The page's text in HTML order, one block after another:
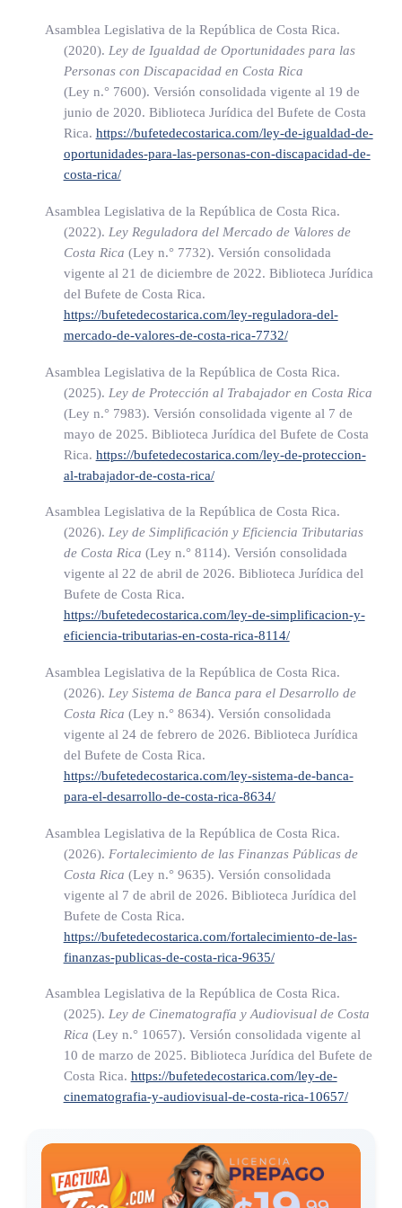
reaseguros, un establecimiento permanente en Costa Rica si
recauda primas en el territorio costarricense o si asegura
contra riesgos situados en él por medio de una persona
distinta de un agente que goce de un estatuto independiente al
que se le aplique el siguiente inciso.
iv. No se considera que una empresa tiene un establecimiento
allí sus actividades por medio de un corredor, un comisionista
general o cualquier otro agente independiente, siempre que
dichas personas actúen dentro del marco ordinario de su
actividad. No obstante, cuando las actividades de tales
agentes se realicen exclusivamente, o casi exclusivamente,
impuestas entre esa empresa y el agente en sus relaciones
comerciales y financieras difieran de las que se darían entre
empresas independientes, ese agente no se considerará un
agente independiente de acuerdo con el sentido de este
(Así reformado el inciso b) anterior por el título II aparte 3)
de la ley de Fortalecimiento de las finanzas públicas, N°
9635 del 3 de diciembre de 2018)
c) Los fideicomisos y encargos de confianza constituidos
conforme con la legislación costarricense. ch) Las
sucesiones, mientras permanezcan indivisas.
d) Las empresas individuales de responsabilidad limitada y
las empresas individuales que actúen en el país.
e) Las personas físicas domiciliadas en Costa Rica,
independientemente de la nacionalidad y del lugar de
celebración de los contratos.
f) Los profesionales que presten sus servicios en forma
liberal.
g) Todas aquellas personas físicas o jurídicas que no estén
expresamente incluidas en los incisos anteriores, pero que
desarrollen actividades lucrativas en el país.
h) Los entes que se dediquen a la prestación privada de
servicios deeducaciónuniversitaria, independientemente
de la forma jurídica adoptada; para ello deberán presentar
la declaración respectiva. De lo dispuesto en esta norma,
se exceptúa el ente creado mediante la Ley Nº 7044, de
29 de setiembre de 1986.
8114, Ley de Simplificación y Eficiencia Tributaria de 4 de
julio del 2001).
Asamblea Legislativa de la República de Costa Rica.
(2020). Ley de Igualdad de Oportunidades para las
Personas con Discapacidad en Costa Rica
(Ley n.° 7600). Versión consolidada vigente al 19 de
junio de 2020. Biblioteca Jurídica del Bufete de Costa
Rica. https://bufetedecostarica.com/ley-de-igualdad-de-
oportunidades-para-las-personas-con-discapacidad-de-
costa-rica/
Asamblea Legislativa de la República de Costa Rica.
(2022). Ley Reguladora del Mercado de Valores de
Costa Rica (Ley n.° 7732). Versión consolidada
vigente al 21 de diciembre de 2022. Biblioteca Jurídica
del Bufete de Costa Rica.
https://bufetedecostarica.com/ley-reguladora-del-
mercado-de-valores-de-costa-rica-7732/
Asamblea Legislativa de la República de Costa Rica.
(2025). Ley de Protección al Trabajador en Costa Rica
(Ley n.° 7983). Versión consolidada vigente al 7 de
mayo de 2025. Biblioteca Jurídica del Bufete de Costa
Rica. https://bufetedecostarica.com/ley-de-proteccion-
al-trabajador-de-costa-rica/
Asamblea Legislativa de la República de Costa Rica.
(2026). Ley de Simplificación y Eficiencia Tributarias
de Costa Rica (Ley n.° 8114). Versión consolidada
vigente al 22 de abril de 2026. Biblioteca Jurídica del
Bufete de Costa Rica.
https://bufetedecostarica.com/ley-de-simplificacion-y-
eficiencia-tributarias-en-costa-rica-8114/
Asamblea Legislativa de la República de Costa Rica.
(2026). Ley Sistema de Banca para el Desarrollo de
Costa Rica (Ley n.° 8634). Versión consolidada
vigente al 24 de febrero de 2026. Biblioteca Jurídica
del Bufete de Costa Rica.
https://bufetedecostarica.com/ley-sistema-de-banca-
para-el-desarrollo-de-costa-rica-8634/
Asamblea Legislativa de la República de Costa Rica.
(2026). Fortalecimiento de las Finanzas Públicas de
Costa Rica (Ley n.° 9635). Versión consolidada
vigente al 7 de abril de 2026. Biblioteca Jurídica del
Bufete de Costa Rica.
https://bufetedecostarica.com/fortalecimiento-de-las-
finanzas-publicas-de-costa-rica-9635/
Asamblea Legislativa de la República de Costa Rica.
(2025). Ley de Cinematografía y Audiovisual de Costa
Rica (Ley n.° 10657). Versión consolidada vigente al
10 de marzo de 2025. Biblioteca Jurídica del Bufete de
Costa Rica. https://bufetedecostarica.com/ley-de-
cinematografia-y-audiovisual-de-costa-rica-10657/